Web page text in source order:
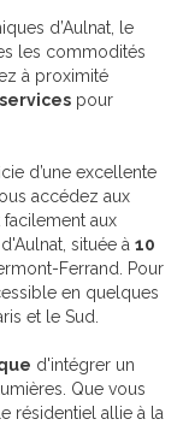
d’Aulnat, le
les commodités
à proximité
services pour
d’une excellente
accédez aux
aux
située à 10
Ferrand. Pour
en quelques
et le Sud.
d'intégrer un
Que vous
résidentiel allie à la